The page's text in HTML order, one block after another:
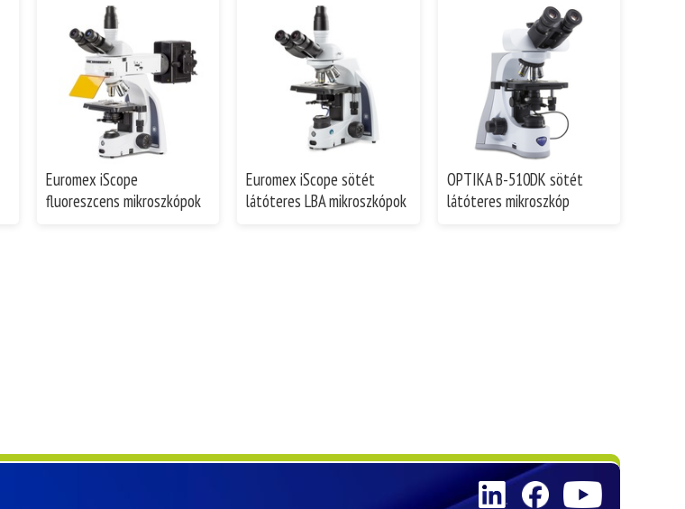
Euromex iScope
fluoreszcens mikroszkópok
Euromex iScope sötét
látóteres LBA mikroszkópok
OPTIKA B-510DK sötét
látóteres mikroszkóp